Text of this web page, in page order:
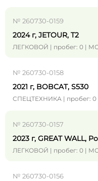
№ 260730-0159
2024 г, JETOUR, T2
ЛЕГКОВОЙ | пробег: 0 |
№ 260730-0158
2021 г, BOBCAT, S530
СПЕЦТЕХНИКА | пробег:
№ 260730-0157
2023 г, GREAT WALL,
ЛЕГКОВОЙ | пробег: 0 |
№ 260730-0156